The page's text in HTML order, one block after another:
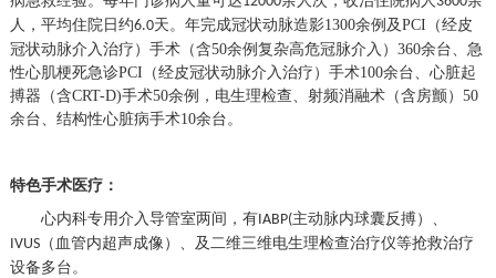
人，平均住院日约6.0天。 年完成冠状动脉造影1300余例及PCI （经皮
冠状动脉介入治疗） 手术（含50余例复杂高危冠脉介入 ） 360余台、 急
性心肌梗死急诊PCI （经皮冠状动脉介入治疗） 手术100余台、 心脏起
搏器 （含CRT-D)手术50余例，电生理检查、 射频消融术（含房颤） 50
余台、 结构性心脏病手术10余台。
特色手术医疗：
心内科专用介入导管室两间，有IABP(主动脉内球囊反搏）、
IVUS（血管内超声成像）、及二维三维电生理检查治疗仪等抢救治疗
设备多台。